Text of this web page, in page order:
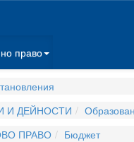
право
И ДЕЙНОСТИ
ПРАВО
Бюджет